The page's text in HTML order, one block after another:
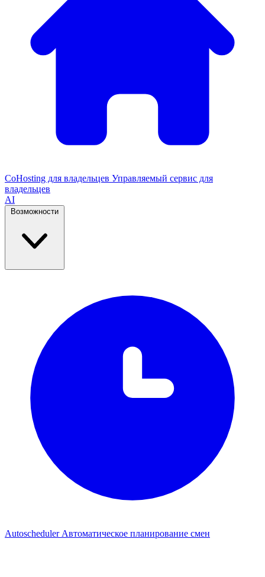
CoHosting для владельцев Управляемый сервис для
владельцев
AI
Autoscheduler Автоматическое планирование смен